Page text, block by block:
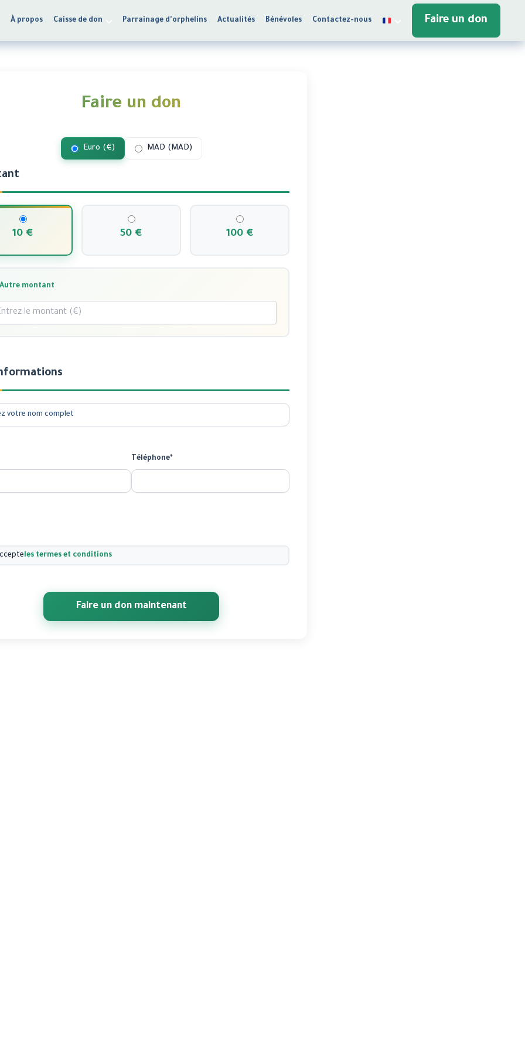
À propos Caisse de don Parrainage d'orphelins Actualités Bénévoles Contactez-nous Faire un don
Faire un don
Euro (€) MAD (MAD)
10 € 50 € 100 €
Autre montant
Téléphone*
les termes et conditions
Faire un don maintenant